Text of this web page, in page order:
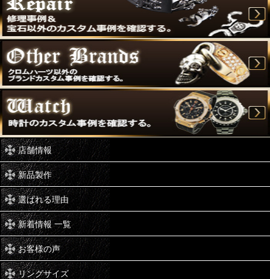
店舗情報
新品製作
選ばれる理由
新着情報 一覧
お客様の声
リングサイズ